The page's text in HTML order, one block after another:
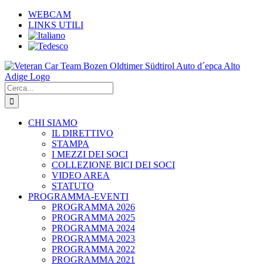
Salta
contenuto
WEBCAM
LINKS UTILI
Cerca
per:
CHI SIAMO
IL DIRETTIVO
STAMPA
I MEZZI DEI SOCI
COLLEZIONE BICI DEI SOCI
VIDEO AREA
STATUTO
PROGRAMMA-EVENTI
PROGRAMMA 2026
PROGRAMMA 2025
PROGRAMMA 2024
PROGRAMMA 2023
PROGRAMMA 2022
PROGRAMMA 2021